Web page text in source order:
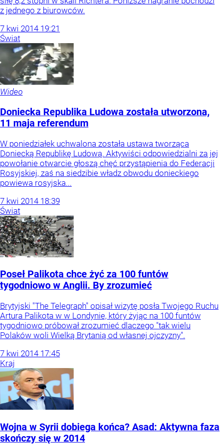
z jednego z biurowców.
7 kwi 2014 19:21
Świat
Wideo
Doniecka Republika Ludowa została utworzona,
11 maja referendum
W poniedziałek uchwalona została ustawa tworząca
Doniecką Republikę Ludową. Aktywiści odpowiedzialni za jej
powołanie otwarcie głoszą chęć przystąpienia do Federacji
Rosyjskiej, zaś na siedzibie władz obwodu donieckiego
powiewa rosyjska...
7 kwi 2014 18:39
Świat
Poseł Palikota chce żyć za 100 funtów
tygodniowo w Anglii. By zrozumieć
Brytyjski "The Telegraph" opisał wizytę posła Twojego Ruchu
Artura Palikota w w Londynie, który żyjąc na 100 funtów
tygodniowo próbował zrozumieć dlaczego "tak wielu
Polaków woli Wielką Brytanią od własnej ojczyzny".
7 kwi 2014 17:45
Kraj
Wojna w Syrii dobiega końca? Asad: Aktywna faza
skończy się w 2014